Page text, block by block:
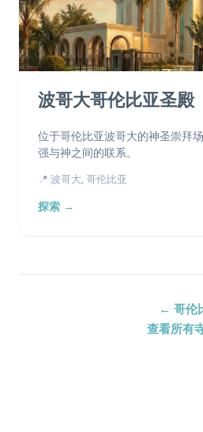
波哥大哥伦比亚圣殿
位于哥伦比亚波哥大的神圣崇拜
强与神之间的联系。
📍 波哥大, 哥伦比亚
探索 →
← 哥伦
查看所有